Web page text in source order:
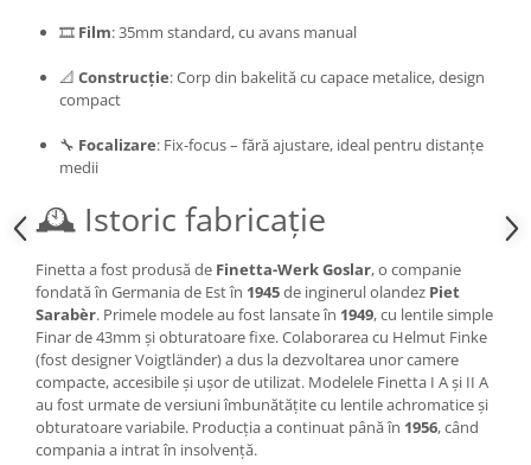
🎞️ Film: 35mm standard, cu avans manual
📐 Construcție: Corp din bakelită cu capace metalice, design
compact
🔧 Focalizare: Fix-focus – fără ajustare, ideal pentru distanțe
medii
🕰️ Istoric fabricație
Finetta a fost produsă de Finetta-Werk Goslar, o companie
fondată în Germania de Est în 1945de inginerul olandez Piet
Sarabèr. Primele modele au fost lansate în 1949, cu lentile simple
Finar de 43mm și obturatoare fixe. Colaborarea cu Helmut Finke
(fost designer Voigtländer) a dus la dezvoltarea unor camere
compacte, accesibile și ușor de utilizat. Modelele Finetta I A și II A
au fost urmate de versiuni îmbunătățite cu lentile achromatice și
obturatoare variabile. Producția a continuat până în 1956, când
compania a intrat în insolvență.